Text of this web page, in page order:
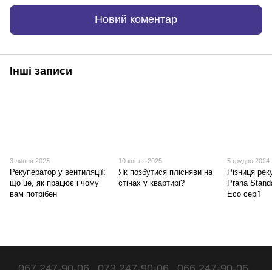
Новий коментар
Інші записи
3 липня 2025
Рекуператор у вентиляції:
що це, як працює і чому
вам потрібен
10 квітня 2025
Як позбутися плісняви на
стінах у квартирі?
5 грудня 2024
Різниця
Prana
Eco серії